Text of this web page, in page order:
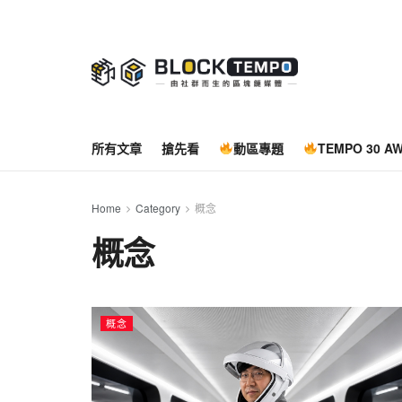
所有文章 搶先看 動區專題 TEMPO 30
Home Category 概念
概念
概念